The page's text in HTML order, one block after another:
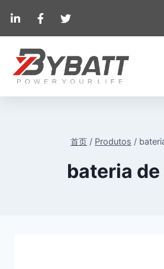
首页 / Produtos /
bateria